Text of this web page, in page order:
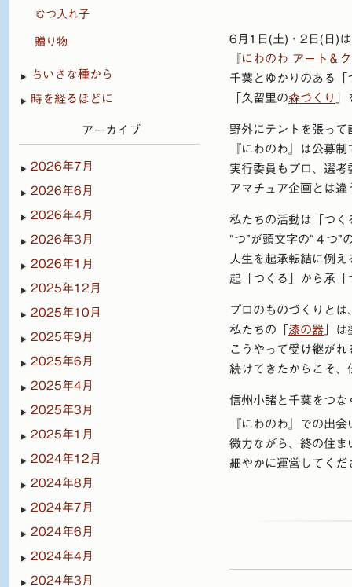
6月1日(土)・2日(日)
にわのわ アート＆
千葉とゆかりのある
「久留里の森づくり
野外にテントを張っ
『にわのわ』は公募
実行委員もプロ、選
アマチュア企画とは
私たちの活動は「つく
“つ”が頭文字の“４つ”
人生を起承転結に例
起「つくる」から承
プロのものづくりと
私たちの「 漆の器 」
こうやって受け継が
続けてきたからこそ、
信州小諸と千葉をつな
『にわのわ』での出
微力ながら、終の住ま
細やかに運営してく
むつ入れ子
贈り物
ちいさな種から
時を経るほどに
アーカイブ
2026年7月
2026年6月
2026年4月
2026年3月
2026年1月
2025年12月
2025年10月
2025年9月
2025年6月
2025年4月
2025年3月
2025年1月
2024年12月
2024年8月
2024年7月
2024年6月
2024年4月
2024年3月